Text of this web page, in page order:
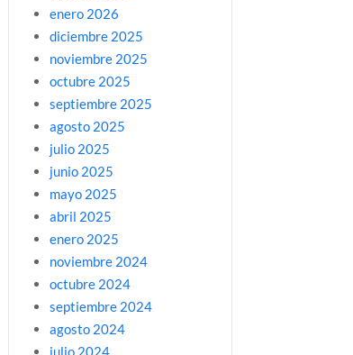
enero 2026
diciembre 2025
noviembre 2025
octubre 2025
septiembre 2025
agosto 2025
julio 2025
junio 2025
mayo 2025
abril 2025
enero 2025
noviembre 2024
octubre 2024
septiembre 2024
agosto 2024
julio 2024